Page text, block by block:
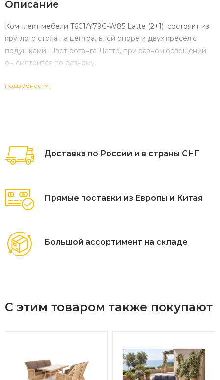
Описание
Комплект мебели T601/Y79C-W85 Latte (2+1) состояит из
круглого стола на центральной опоре и двух кресел с
подушками. Цвет ротанга Латте, при разном освещении
он смотрится по разному.
подробнее
Доставка по России и в страны СНГ
Прямые поставки из Европы и Китая
Большой ассортимент на складе
С этим товаром также покупают